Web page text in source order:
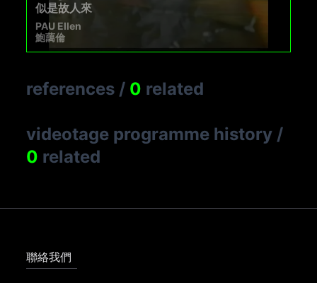
似是故人來
PAU Ellen
鮑藹倫
references / 0 related
videotage programme history /
0 related
聯絡我們